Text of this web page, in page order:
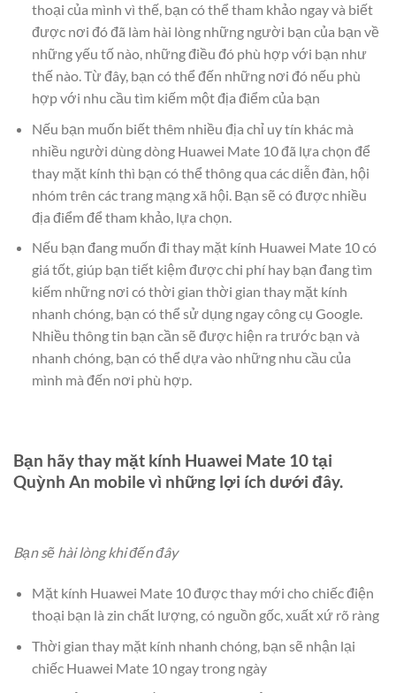
thoại của mình vì thế, bạn có thể tham khảo ngay và biết
được nơi đó đã làm hài lòng những người bạn của bạn về
những yếu tố nào, những điều đó phù hợp với bạn như
thế nào. Từ đây, bạn có thể đến những nơi đó nếu phù
hợp với nhu cầu tìm kiếm một địa điểm của bạn
Nếu bạn muốn biết thêm nhiều địa chỉ uy tín khác mà
nhiều người dùng dòng Huawei Mate 10 đã lựa chọn để
thay mặt kính thì bạn có thể thông qua các diễn đàn, hội
nhóm trên các trang mạng xã hội. Bạn sẽ có được nhiều
địa điểm để tham khảo, lựa chọn.
Nếu bạn đang muốn đi thay mặt kính Huawei Mate 10 có
giá tốt, giúp bạn tiết kiệm được chi phí hay bạn đang tìm
kiếm những nơi có thời gian thời gian thay mặt kính
nhanh chóng, bạn có thể sử dụng ngay công cụ Google.
Nhiều thông tin bạn cần sẽ được hiện ra trước bạn và
nhanh chóng, bạn có thể dựa vào những nhu cầu của
mình mà đến nơi phù hợp.
Bạn hãy thay mặt kính Huawei Mate 10 tại
Quỳnh An mobilevì những lợi ích dưới đây.
Bạn sẽ hài lòng khi đến đây
Mặt kính Huawei Mate 10 được thay mới cho chiếc điện
thoại bạn là zin chất lượng, có nguồn gốc, xuất xứ rõ ràng
Thời gian thay mặt kính nhanh chóng, bạn sẽ nhận lại
chiếc Huawei Mate 10 ngay trong ngày